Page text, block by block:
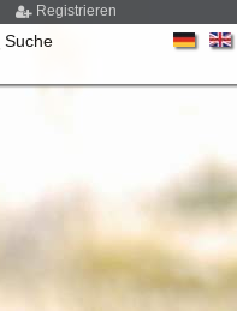
Registrieren
Suche